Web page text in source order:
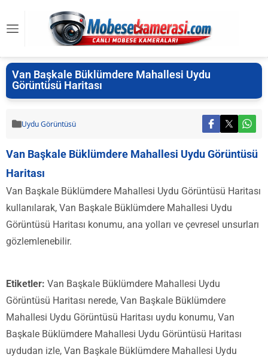
Van Başkale Büklümdere Mahallesi Uydu
Görüntüsü Haritası
Uydu Görüntüsü
Van Başkale Büklümdere Mahallesi Uydu Görüntüsü
Haritası
Van Başkale Büklümdere Mahallesi Uydu Görüntüsü Haritası
kullanılarak, Van Başkale Büklümdere Mahallesi Uydu
Görüntüsü Haritası konumu, ana yolları ve çevresel unsurları
gözlemlenebilir.
Etiketler: Van Başkale Büklümdere Mahallesi Uydu
Görüntüsü Haritası nerede, Van Başkale Büklümdere
Mahallesi Uydu Görüntüsü Haritası uydu konumu, Van
Başkale Büklümdere Mahallesi Uydu Görüntüsü Haritası
uydudan izle, Van Başkale Büklümdere Mahallesi Uydu